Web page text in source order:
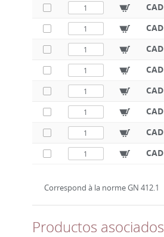
CAD
CAD
CAD
CAD
CAD
CAD
CAD
CAD
Correspond à la norme GN 412.1
Productos asociados